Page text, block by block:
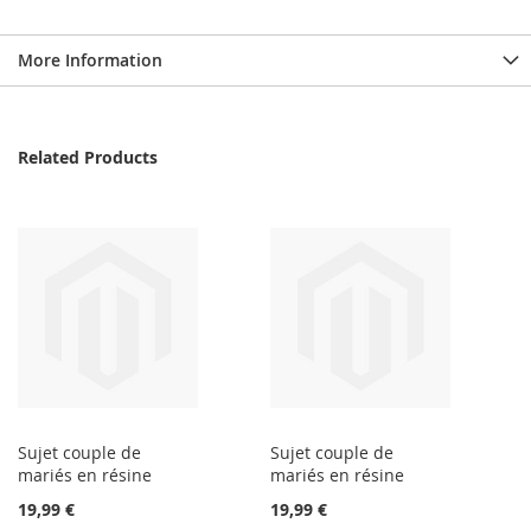
More Information
Related Products
Sujet couple de
mariés en résine
19,99 €
Sujet couple de
mariés en résine
19,99 €